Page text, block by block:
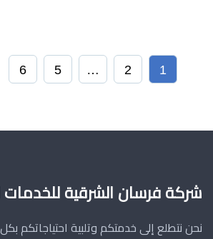
1
2
…
5
6
شركة فرسان الشرقية للخدمات
نحن نتطلع إلى خدمتكم وتلبية احتياجاتكم